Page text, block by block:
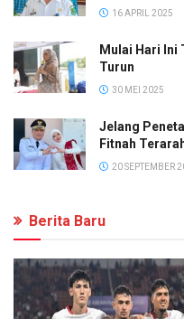
16 APRIL 2025
Mulai Hari Ini
Turun
30 MEI 2025
Jelang
Fitnah
20 SEPTEMBER
Berita Baru